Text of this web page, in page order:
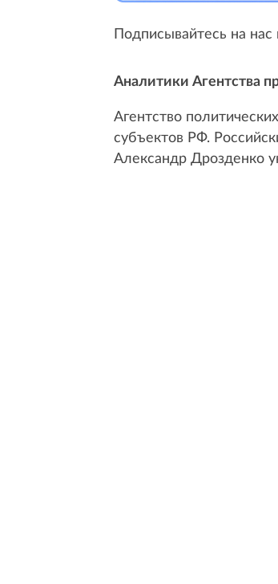
Подписывайтесь на нас
Аналитики Агентства
Агентство
субъектов РФ.
Александр Дрозденко